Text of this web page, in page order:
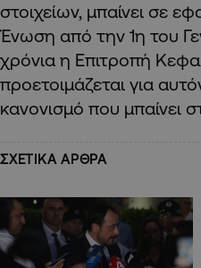
στοιχείων, μπαίνει σε
Ένωση από την 1η του
χρόνια η Επιτροπή
προετοιμάζεται για
κανονισμό που μπαίνει
ΣΧΕΤΙΚΑ ΑΡΘΡΑ